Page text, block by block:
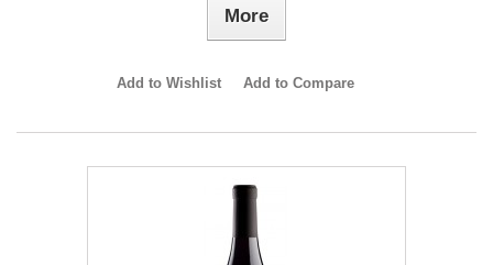
More
Add to Wishlist Add to Compare